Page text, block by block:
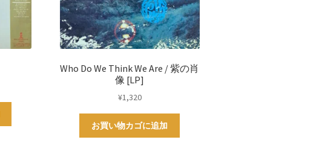
Who Do We Think We Are / 紫の肖
像 [LP]
¥1,320
お買い物カゴに追加